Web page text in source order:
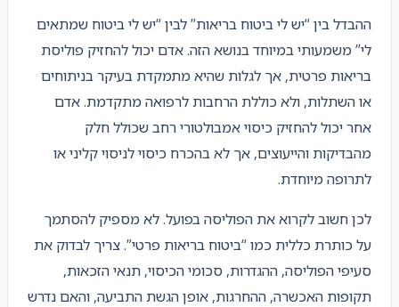
ההבדל בין “יש לי ביטוח בריאות” לבין “יש לי ביטוח שמתאים
לי” משמעותי במיוחד בנושא הזה. אדם יכול להחזיק פוליסת
בריאות פרטית, אך לגלות שהיא מתמקדת בעיקר בניתוחים
או השתלות, ולא כוללת הרחבות לרפואה מתקדמת. אדם
אחר יכול להחזיק כיסוי אמבולטורי רחב שכולל חלק
מהבדיקות והייעוצים, אך לא בהכרח כיסוי לניסוי קליני או
לתרופה מיוחדת.
לכן חשוב לקרוא את הפוליסה בפועל. לא מספיק להסתמך
על כותרת כללית כמו “ביטוח בריאות פרטי”. צריך לבדוק את
סעיפי הפוליסה, ההגדרות, סכומי הכיסוי, תנאי הזכאות,
תקופות האכשרה, ההחרגות, אופן הגשת התביעה, והאם נדרש